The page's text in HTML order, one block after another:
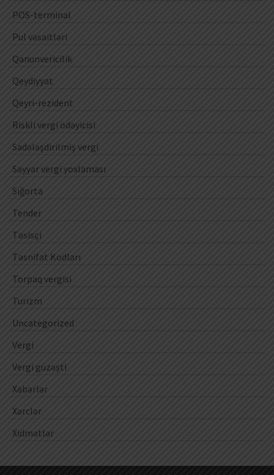
POS-terminal
Pul vəsaitləri
Qanunvericilik
Qeydiyyat
Qeyri-rezident
Riskli vergi ödəyicisi
Sadələşdirilmiş vergi
Səyyar vergi yoxlaması
Sığorta
Tender
Təsisçi
Təsnifat Kodları
Torpaq vergisi
Turizm
Uncategorized
Vergi
Vergi güzəşti
Xəbərlər
Xərclər
Xidmətlər